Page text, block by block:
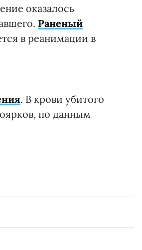
оказалось
Раненый
в реанимации в
. В крови убитого
по данным